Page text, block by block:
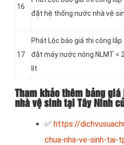
16
đặt hệ thống nước nhà vệ
17
Phát Lộc báo giá thi công lắp
đặt máy nước nóng NLMT <
lít
Tham khảo thêm bảng
nhà vệ sinh tại Tây Ninh
✅ https://
chua-nha-ve-sinh-tai-